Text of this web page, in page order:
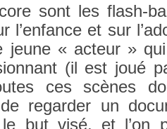
sont les flash-
l’en­fance et sur
jeune « ac­teur »
(il est joué
ces scènes
re­gard­er un
le but visé, et l’on